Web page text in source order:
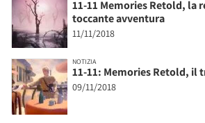
11-11 Memories Retold, la
toccante avventura
11/11/2018
NOTIZIA
11-11: Memories Retold, il
09/11/2018